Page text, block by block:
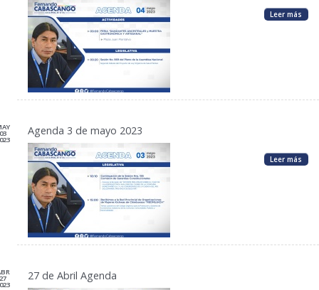
Leer más
03 Agenda 3 de mayo 2023
Leer más
27 27 de Abril Agenda